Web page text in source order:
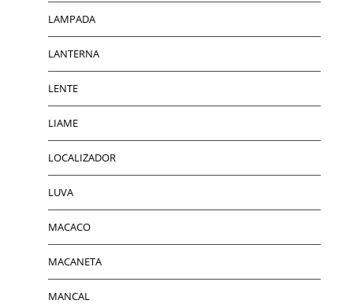
LAMPADA
LANTERNA
LENTE
LIAME
LOCALIZADOR
LUVA
MACACO
MACANETA
MANCAL